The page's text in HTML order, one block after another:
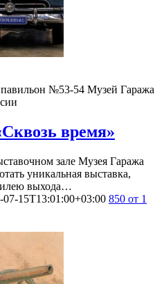
№53-54 Музей Гаража
время»
зале Музея Гаража
уникальная выставка,
выхода…
07-15T13:01:00+03:00 850 от 1